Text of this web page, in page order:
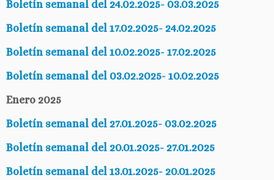
Boletín semanal del 24.02.2025- 03.03.2025
Boletín semanal del 17.02.2025- 24.02.2025
Boletín semanal del 10.02.2025- 17.02.2025
Boletín semanal del 03.02.2025- 10.02.2025
Enero 2025
Boletín semanal del 27.01.2025- 03.02.2025
Boletín semanal del 20.01.2025- 27.01.2025
Boletín semanal del 13.01.2025- 20.01.2025